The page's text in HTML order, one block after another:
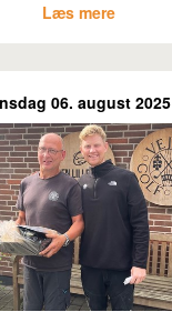
Læs mere
06. august 2025